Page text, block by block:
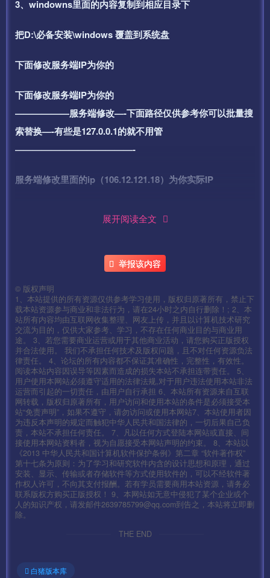
3、windowns里面的内容复制到相应目录下
把D:\必备安装\windows 覆盖到系统盘
下面修改服务端IP为你的
下面修改服务端IP为你的
——————服务端修改—-下面路径仅供参考你可以批量搜
索替换—-有些是127.0.0.1的就不用管
—————————————-
服务端修改里面的ip（106.12.121.18）为你实际IP
D:\mud2.0\GateServer\GameGate\MirGate.ini
D:\mud2.0\logincenter\logincenter_win\application\contr
ollers\serverlist.lua (这个文件位置不是绝对的有的人会把
logincenter单独放到根目录)
D:\mud2.0\logincenter\logincenter_win\config\serverlist.j
son （这个文件名有些端不一样，如果是过黄列表的 就不用
改了）
D:\mud2.0\Mir200\Gs1\!Setup.txt
D:\phpStudy\WWW\project.manifest 这两个文件在网站目
录下面 热更新用的
D:\phpStudy\WWW\version.manifest
批量替换里面的IP为你的外网IP
到这里服务端就好了。
展开阅读全文
举报该内容
© 版权声明
1、本站提供的所有资源仅供参考学习使用，版权归原著所有，禁止下
载本站资源参与商业和非法行为，请在24小时之内自行删除！; 2、本
站所有内容均由互联网收集整理、网友上传，并且以计算机技术研究
交流为目的，仅供大家参考、学习，不存在任何商业目的与商业用
途。 3、若您需要商业运营或用于其他商业活动，请您购买正版授权
并合法使用。 我们不承担任何技术及版权问题，且不对任何资源负法
律责任。 4、论坛的所有内容都不保证其准确性，完整性，有效性。
阅读本站内容因误导等因素而造成的损失本站不承担连带责任。 5、
用户使用本网站必须遵守适用的法律法规,对于用户违法使用本站非法
运营而引起的一切责任，由用户自行承担 6、本站所有资源来自互联
网转载，版权归原著所有，用户访问和使用本站的条件是必须接受本
站“免责声明”，如果不遵守，请勿访问或使用本网站7、本站使用者因
为违反本声明的规定而触犯中华人民共和国法律的，一切后果自己负
责，本站不承担任何责任。 7、凡以任何方式登陆本网站或直接、间
接使用本网站资料者，视为自愿接受本网站声明的约束。 8、本站以
《2013 中华人民共和国计算机软件保护条例》第二章 “软件著作权”
第十七条为原则：为了学习和研究软件内含的设计思想和原理，通过
安装、显示、传输或者存储软件等方式使用软件的，可以不经软件著
作权人许可，不向其支付报酬。若有学员需要商用本站资源，请务必
联系版权方购买正版授权！ 9、本网站如无意中侵犯了某个企业或个
人的知识产权，请发邮件2639785799@qq.com到告之，本站将立即删
除。
THE END
白猪版本库